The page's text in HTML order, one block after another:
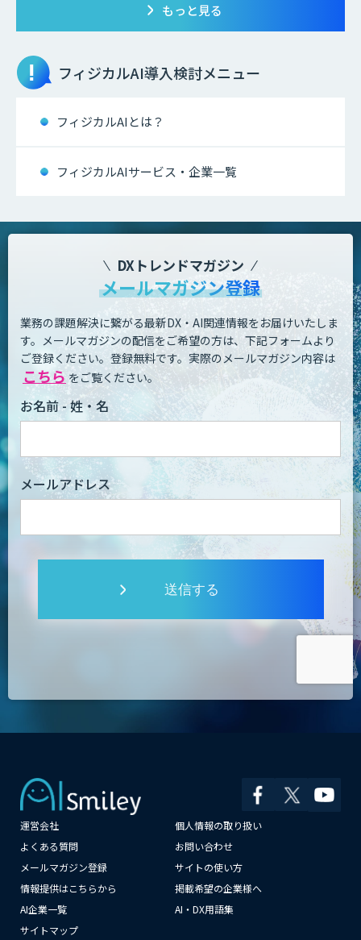
もっと見る
フィジカルAI導入検討メニュー
フィジカルAIとは？
フィジカルAIサービス・企業一覧
DXトレンドマガジン
メールマガジン登録
業務の課題解決に繋がる最新DX・AI関連情報をお届けいたしま
す。 メールマガジンの配信をご希望の方は、下記フォームより
ご登録ください。登録無料です。 実際のメールマガジン内容は
こちら をご覧ください。
お名前 - 姓・名
メールアドレス
送信する
運営会社
個人情報の取り扱い
よくある質問
お問い合わせ
メールマガジン登録
サイトの使い方
情報提供はこちらから
掲載希望の企業様へ
AI企業一覧
AI・DX用語集
サイトマップ